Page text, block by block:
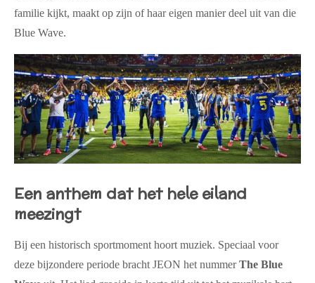
familie kijkt, maakt op zijn of haar eigen manier deel uit van die
Blue Wave.
Een anthem dat het hele eiland
meezingt
Bij een historisch sportmoment hoort muziek. Speciaal voor
deze bijzondere periode bracht JEON het nummerThe Blue